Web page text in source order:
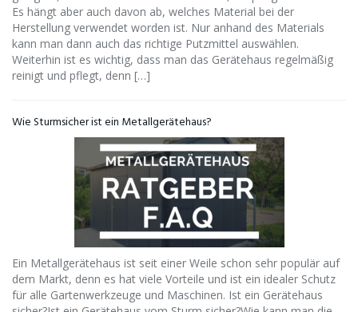
Es hängt aber auch davon ab, welches Material bei der
Herstellung verwendet worden ist. Nur anhand des Materials
kann man dann auch das richtige Putzmittel auswählen.
Weiterhin ist es wichtig, dass man das Gerätehaus regelmäßig
reinigt und pflegt, denn […]
Wie Sturmsicher ist ein Metallgerätehaus?
Ein Metallgerätehaus ist seit einer Weile schon sehr populär auf
dem Markt, denn es hat viele Vorteile und ist ein idealer Schutz
für alle Gartenwerkzeuge und Maschinen. Ist ein Gerätehaus